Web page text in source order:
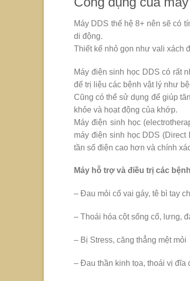
Máy DDS thế hệ 8+ nên sẽ có
di động.
Thiết kế nhỏ gọn như vali xách
Máy điện sinh học DDS có rất
để trị liệu các bệnh vật lý như
Cũng có thể sử dụng để giúp
khỏe và hoạt động của khớp.
Máy điện sinh học
máy điện sinh học DDS
tần số điện cao hơn và chính
Máy hỗ trợ và điều trị các
– Đau mỏi cổ vai gáy, tê bì tay
– Thoái hóa cột sống cổ, lưng,
– Bị Stress, căng thẳng mệt mỏi
– Đau thần kinh tọa, thoái vị đĩa